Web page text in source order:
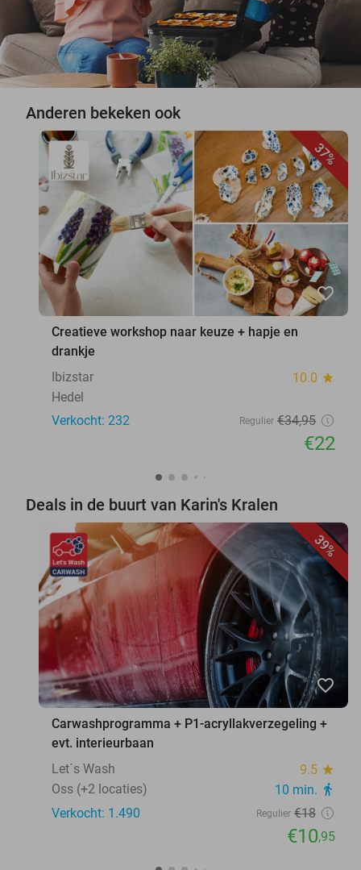
Anderen bekeken ook
37%
favorite_border
Creatieve workshop naar keuze + hapje en
drankje
Ibizstar
10.0 star
Hedel
Verkocht: 232
Regulier €34,95
€22
Deals in de buurt van Karin's Kralen
39%
favorite_border
Carwashprogramma + P1-acryllakverzegeling +
evt. interieurbaan
Let´s Wash
9.5 star
Oss (+2 locaties) 10 min. directions_walk
Verkocht: 1.490 Regulier €18
€10,95